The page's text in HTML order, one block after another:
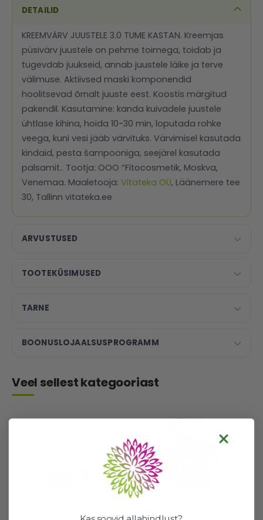
DETAILID
ARVUSTUSED
TOOTEKÜSIMUSED
TARNE
BOONUSLOJAALSUSPROGRAMM
KREEMVÄRV JUUSTELE 3.0 TUME KASTAN. Kreemjas
püsivärv juustele on pehme toimega, toidab ja
tugevdab juukseid, annab juustele läike ja terve
välimuse. Aktiivsed maski komponendid
hoolitsevad õrnalt juuste eest. Koostis märgitud
pakendil. Kasutamine: kanda kuivadele juustele
ühtlase kihina, hoida 10-30 min, loputada rohke
veega, kuni vesi jääb värvituks. Värvimisel kasutada
kindaid, pesta šampooniga, seejärel kasutada
palsamit.. Tootja: OOO “Fitocosmetik, Moskva,
Venemaa. Maaletooja: Vitateka OÜ, Läänemere tee
30, Tallinn vitateka.ee
Veel sellest kategooriast
Hambapasta salveiga,
MALAVIT